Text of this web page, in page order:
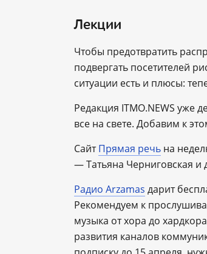
Лекции
Чтобы предотвратить
подвергать посетителей
ситуации есть и плюсы:
Редакция ITMO.NEWS уже
все на свете. Добавим к
СайтПрямая речь на
— Татьяна Черниговская и
Радио Arzamas дарит
Рекомендуем к
музыка от хора до
развития каналов